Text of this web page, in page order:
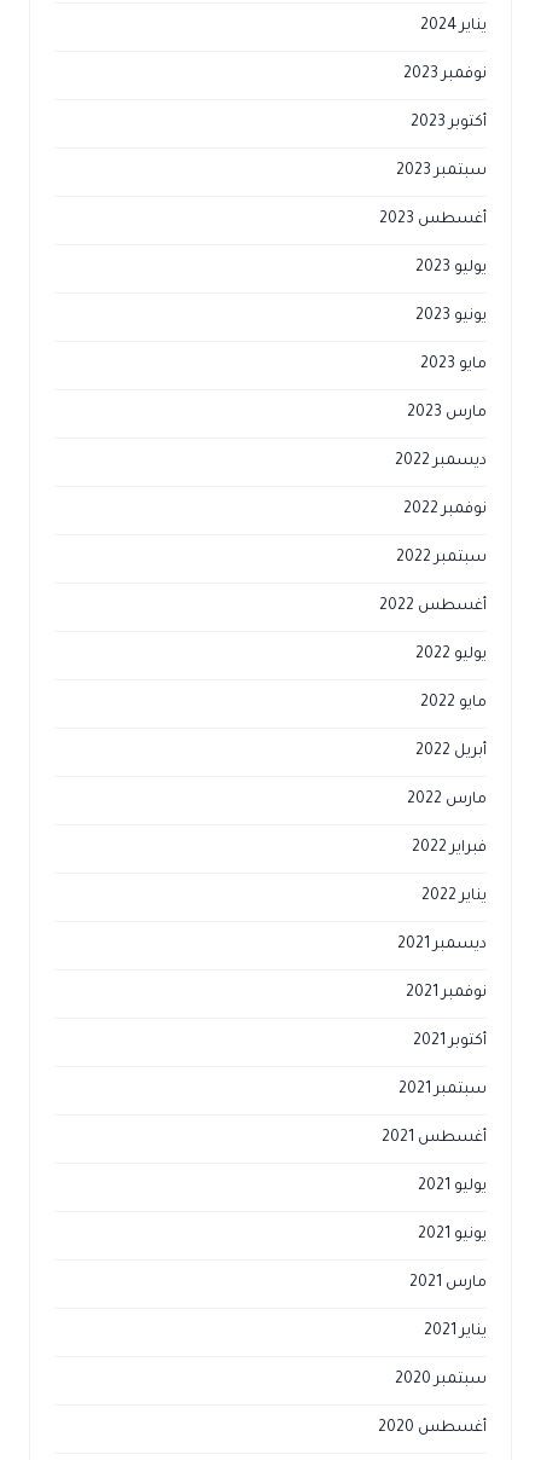
يناير 2024
نوفمبر 2023
أكتوبر 2023
سبتمبر 2023
أغسطس 2023
يوليو 2023
يونيو 2023
مايو 2023
مارس 2023
ديسمبر 2022
نوفمبر 2022
سبتمبر 2022
أغسطس 2022
يوليو 2022
مايو 2022
أبريل 2022
مارس 2022
فبراير 2022
يناير 2022
ديسمبر 2021
نوفمبر 2021
أكتوبر 2021
سبتمبر 2021
أغسطس 2021
يوليو 2021
يونيو 2021
مارس 2021
يناير 2021
سبتمبر 2020
أغسطس 2020